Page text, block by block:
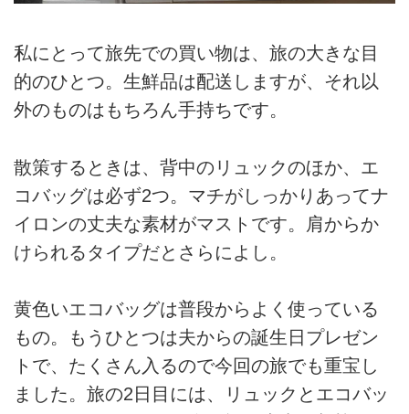
私にとって旅先での買い物は、旅の大きな目
的のひとつ。生鮮品は配送しますが、それ以
外のものはもちろん手持ちです。
散策するときは、背中のリュックのほか、エ
コバッグは必ず2つ。マチがしっかりあってナ
イロンの丈夫な素材がマストです。肩からか
けられるタイプだとさらによし。
黄色いエコバッグは普段からよく使っている
もの。もうひとつは夫からの誕生日プレゼン
トで、たくさん入るので今回の旅でも重宝し
ました。旅の2日目には、リュックとエコバッ